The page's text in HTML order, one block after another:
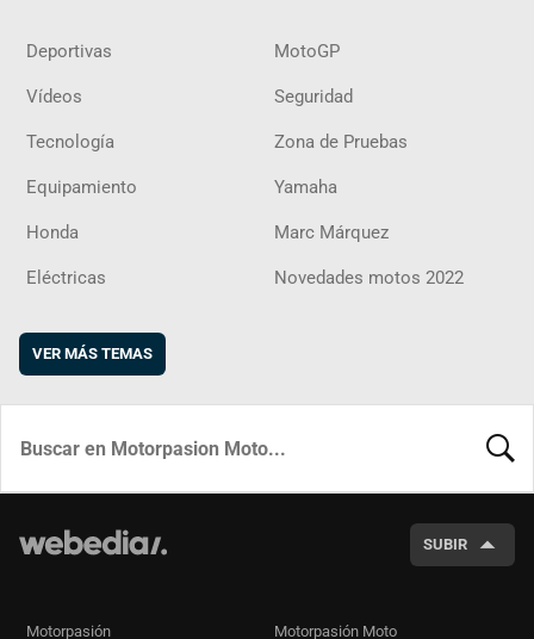
Deportivas MotoGP
Vídeos Seguridad
Tecnología Zona de Pruebas
Equipamiento Yamaha
Honda Marc Márquez
Eléctricas Novedades motos 2022
VER MÁS TEMAS
SUBIR
Motorpasión Motorpasión Moto